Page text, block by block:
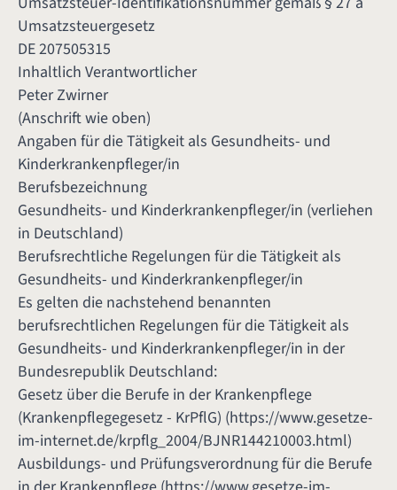
Umsatzsteuergesetz
DE 207505315
Inhaltlich Verantwortlicher
Peter Zwirner
(Anschrift wie oben)
Angaben für die Tätigkeit als Gesundheits- und
Kinderkrankenpfleger/in
Berufsbezeichnung
Gesundheits- und Kinderkrankenpfleger/in (verliehen
in Deutschland)
Berufsrechtliche Regelungen für die Tätigkeit als
Gesundheits- und Kinderkrankenpfleger/in
Es gelten die nachstehend benannten
berufsrechtlichen Regelungen für die Tätigkeit als
Gesundheits- und Kinderkrankenpfleger/in in der
Bundesrepublik Deutschland:
Gesetz über die Berufe in der Krankenpflege
(Krankenpflegegesetz - KrPflG) (https://www.gesetze-
im-internet.de/krpflg_2004/BJNR144210003.html)
Ausbildungs- und Prüfungsverordnung für die Berufe